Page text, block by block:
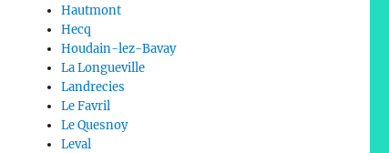
Hautmont
Hecq
Houdain-lez-Bavay
La Longueville
Landrecies
Le Favril
Le Quesnoy
Leval